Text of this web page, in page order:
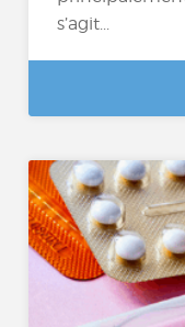
s’agit...